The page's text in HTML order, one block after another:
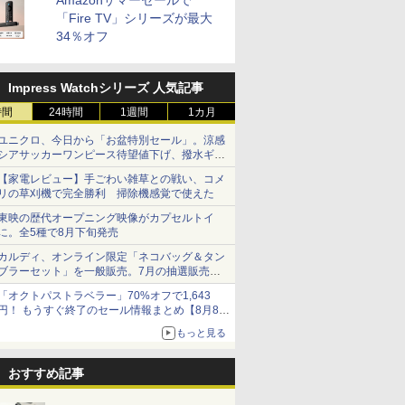
「Fire TV」シリーズが最大
34％オフ
Impress Watchシリーズ 人気記事
24時間 1週間 1カ月
ニクロ、今日から「お盆特別セール」。涼感
アサッカーワンピース待望値下げ、撥水ギア
ョーツは1990円に
家電レビュー】手ごわい雑草との戦い、コメ
の草刈機で完全勝利 掃除機感覚で使えた
映の歴代オープニング映像がカプセルトイ
。全5種で8月下旬発売
ルディ、オンライン限定「ネコバッグ＆タン
ラーセット」を一般販売。7月の抽選販売の
選無効分
オクトパストラベラー」70%オフで1,643
！ もうすぐ終了のセール情報まとめ【8月8日
ンテンドーeショップでは「大神 絶景版」が
もっと見る
おすすめ記事